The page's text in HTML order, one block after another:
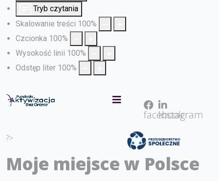
Tryb czytania
Skalowanie treści 100%
Czcionka 100%
Wysokość linii 100%
Odstęp liter 100%
facebook
Instagram
?>
Moje miejsce w Polsce